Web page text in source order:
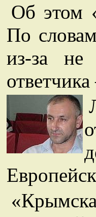
Об этом
По
из-за не